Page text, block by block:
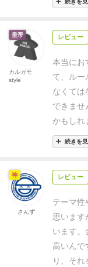
能で、他
が置か
な資源
るのは
イヤー
ョンは
を支払う
適用をす
る。この
必要はな
（重ねて
ョンを解
の山（猛
ムをつく
いと勝
う経緯
男女同
いのが
きる場面
るとワー
す。ちな
イデーさ
というな
方に難易
ープレ
チップの
気がガラ
の協力ボ
さい。
応でてん
が絡み
リーでき
し、き
材適所で
を行え
ゲームバ
理ゲーに
いゲーム
ード、ト
に、す
大量のテ
ールが非
たすら説
かいルー
がロビン
世界観
同梱さ
公開さ
な雰囲
の全容
も、キャ
を広げ
かを考え
のような
かって行
な行動を
なくなっ
プレイで
しくても
続きを
レビュー
本当にお
て、ルー
なくては
できませ
かもしれ
続きを
皇帝
カルガモ
style
レビュー
テーマ性
思います
います。
高いんで
り、そ
神
さんず